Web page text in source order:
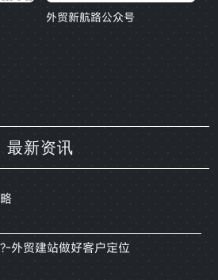
外贸新航路公众号
最新资讯
外贸建站做好客户定位